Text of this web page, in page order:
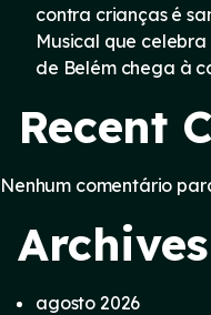
contra crianças é
Musical que
de Belém chega à
Recent
Nenhum comentário
Archives
agosto 2026